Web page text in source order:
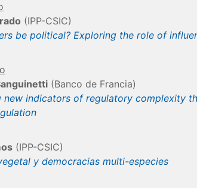
(IPP-CSIC)
be political? Exploring the role of
(Banco de Francia)
new indicators of regulatory complexity
(IPP-CSIC)
y democracias multi-especies